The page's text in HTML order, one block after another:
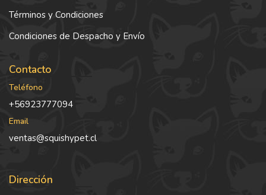
Términos y Condiciones
Condiciones de Despacho y Envío
Contacto
Teléfono
+56923777094
Email
ventas@squishypet.cl
Dirección